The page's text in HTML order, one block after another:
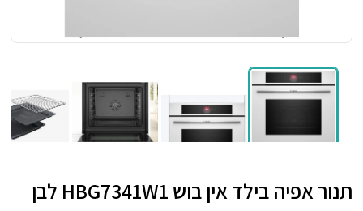
תנור אפיה בילד אין בוש HBG7341W1 לבן